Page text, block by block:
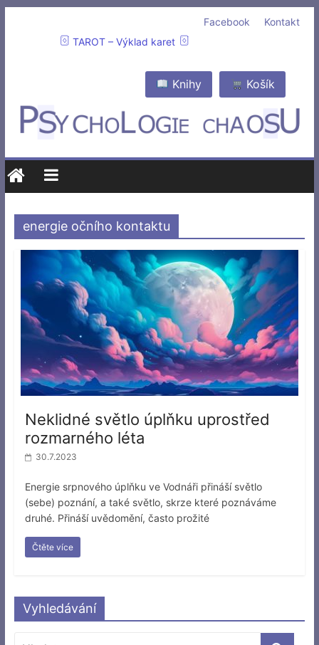
Kontakt
Facebook
TAROT – Výklad karet
Košík
Knihy
energie očního kontaktu
Neklidné světlo úplňku uprostřed
rozmarného léta
30.7.2023
Energie srpnového úplňku ve Vodnáři přináší světlo
(sebe) poznání, a také světlo, skrze které poznáváme
druhé. Přináší uvědomění, často prožité
Čtěte více
Vyhledávání